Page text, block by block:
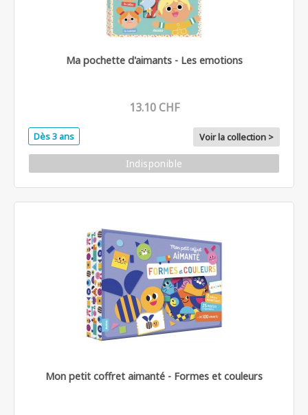
Ma pochette d'aimants - Les emotions
13.10 CHF
Dès 3 ans Voir la collection >
Indisponible
Mon petit coffret aimanté - Formes et couleurs